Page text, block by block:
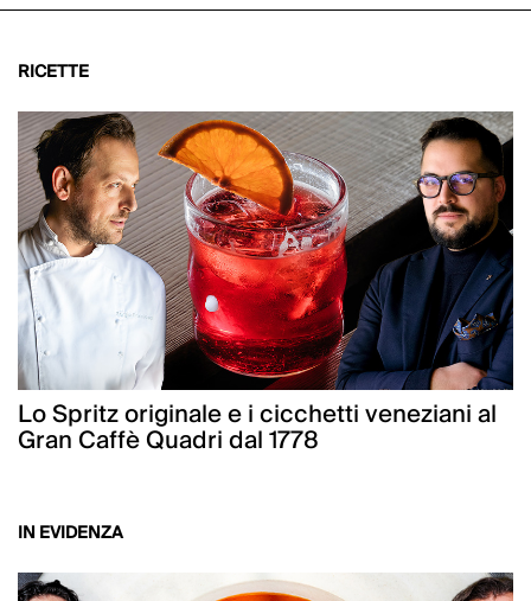
RICETTE
Lo Spritz originale e i cicchetti veneziani al
Gran Caffè Quadri dal 1778
IN EVIDENZA